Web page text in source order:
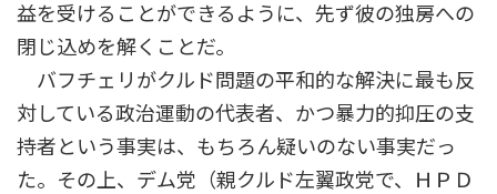
益を受けることができるように、先ず彼の独房への
閉じ込めを解くことだ。
バフチェリがクルド問題の平和的な解決に最も反
対している政治運動の代表者、かつ暴力的抑圧の支
持者という事実は、もちろん疑いのない事実だっ
た。その上、デム党（親クルド左翼政党で、ＨＰＤ